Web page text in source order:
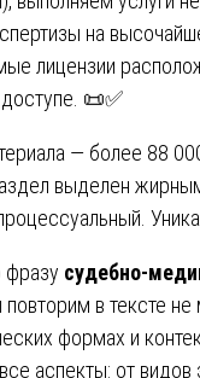
на
лицензии
📜✅
— более 88
выделен
судебно-
в тексте
формах и
аспекты: от